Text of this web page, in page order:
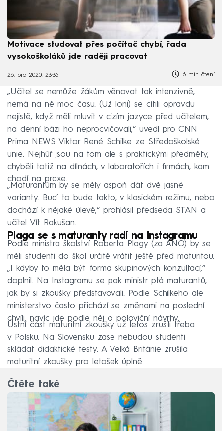
Motivace studovat přes počítač chybí, řada
vysokoškoláků jde raději pracovat
26. pro 2020, 23:36 6 min čtení
„Učitel se nemůže žákům věnovat tak intenzivně,
nemá na ně moc času. (Už loni) se cítili opravdu
nejistě, když měli mluvit v cizím jazyce před učitelem,
na denní bázi ho neprocvičovali,“ uvedl pro CNN
Prima NEWS Viktor René Schilke ze Středoškolské
unie. Nejhůř jsou na tom ale s praktickými předměty,
chyběli totiž na dílnách, v laboratořích i firmách, kam
chodí na praxe.
„Maturantům by se měly aspoň dát dvě jasné
varianty. Buď to bude takto, v klasickém režimu, nebo
dochází k nějaké úlevě,“ prohlásil předseda STAN a
učitel Vít Rakušan.
Plaga se s maturanty radí na Instagramu
Podle ministra školství Roberta Plagy (za ANO) by se
měli studenti do škol určitě vrátit ještě před maturitou.
„I kdyby to měla být forma skupinových konzultací,“
doplnil. Na Instagramu se pak ministr ptá maturantů,
jak by si zkoušky představovali. Podle Schilkeho ale
ministerstvo často přichází se změnami na poslední
chvíli, navíc jde podle něj o poloviční návrhy.
Ústní část maturitní zkoušky už letos zrušili třeba
v Polsku. Na Slovensku zase nebudou studenti
skládat didaktické testy. A Velká Británie zrušila
maturitní zkoušky pro letošek úplně.
Čtěte také